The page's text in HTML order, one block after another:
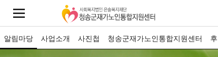
알림마당 사업소개 사진첩 청송군재가노인통합지원센터